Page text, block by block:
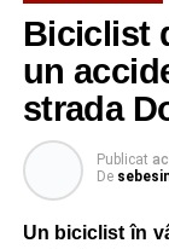
Biciclist
un
strada
Publicat
De
Un biciclist în